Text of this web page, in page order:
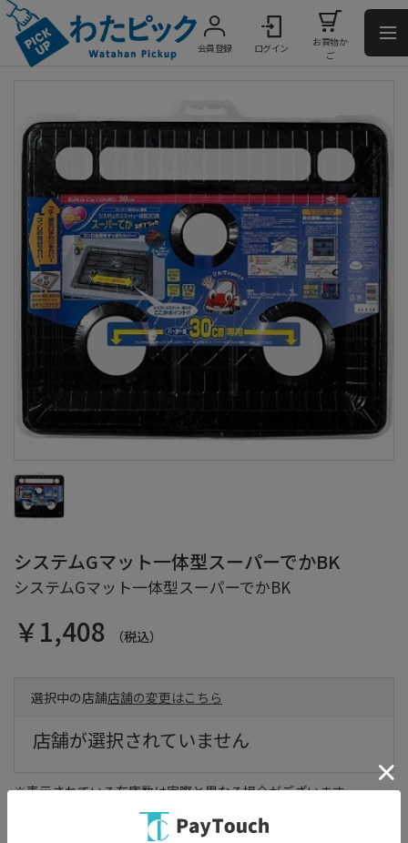
会員登録 ログイン
お買物か
ご
システムGマット一体型スーパーでかBK
システムGマット一体型スーパーでかBK
￥1,408 （税込）
選択中の店舗店舗の変更はこちら
店舗が選択されていません
※表示されている在庫数は実際と異なる場合がございます。
※在庫数には展示品が含まれる場合がございます。
※店頭売価と異なる場合がございます。